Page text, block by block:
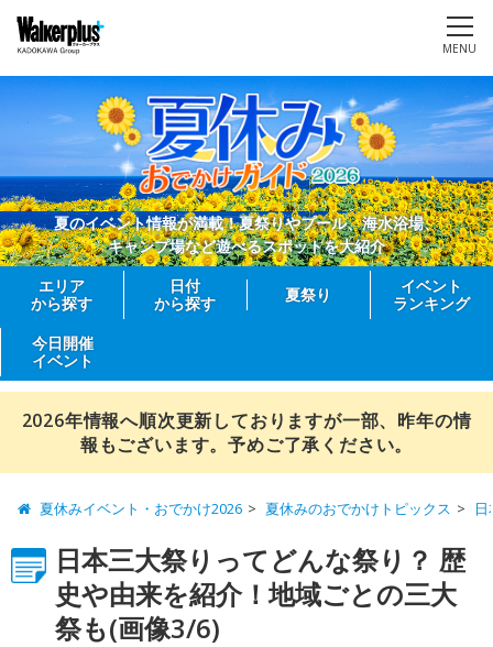
MENU
夏のイベント情報が満載！夏祭りやプール、海水浴場、
キャンプ場など遊べるスポットを大紹介
エリア
から探す
日付
から探す
夏祭り
イベント
ランキング
今日開催
イベント
2026年情報へ順次更新しておりますが一部、昨年の情
報もございます。予めご了承ください。
夏休みイベント・おでかけ2026 夏休みのおでかけトピックス
日本三大祭りってどんな祭り？ 歴
史や由来を紹介！地域ごとの三大
祭も(画像3/6)